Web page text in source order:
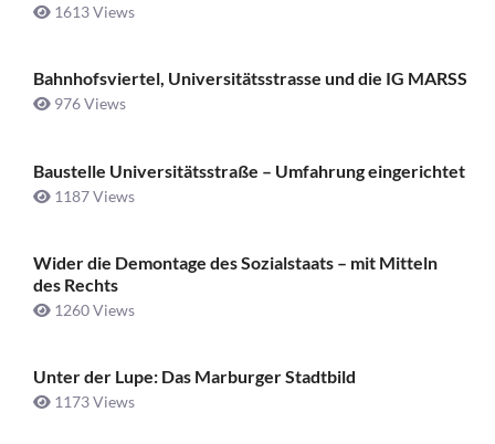
1613 Views
Bahnhofsviertel, Universitätsstrasse und die IG MARSS
976 Views
Baustelle Universitätsstraße ­– Umfahrung eingerichtet
1187 Views
Wider die Demontage des Sozialstaats – mit Mitteln
des Rechts
1260 Views
Unter der Lupe: Das Marburger Stadtbild
1173 Views